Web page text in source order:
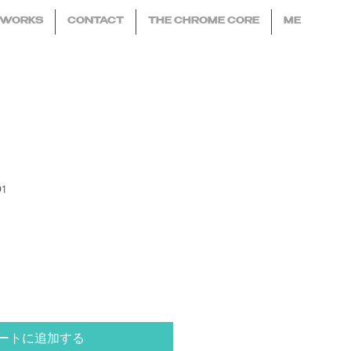
WORKS CONTACT THE CHROME CORE ME
トに追加する